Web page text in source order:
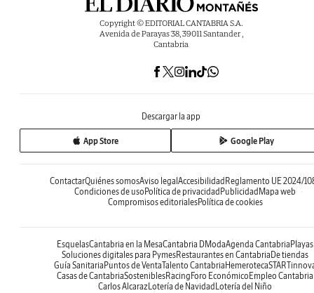
Copyright © EDITORIAL CANTABRIA S.A.
Avenida de Parayas 38, 39011 Santander ,
Cantabria
Descargar la app
App Store Google Play
ContactarQuiénes somosAviso legal Accesibilidad Reglamento UE 2024/
Condiciones de uso Política de privacidad Publicidad Mapa web
Compromisos editorialesPolítica de cookies
EsquelasCantabria en la MesaCantabria DModaAgenda Cantabria Playas
Soluciones digitales para PymesRestaurantes en Cantabria De tiendas
Guía Sanitaria Puntos de VentaTalento Cantabria Hemeroteca
Casas de CantabriaSosteniblesRacing Foro Económico Empleo Cantabria
Carlos AlcarazLotería de Navidad Lotería del Niño